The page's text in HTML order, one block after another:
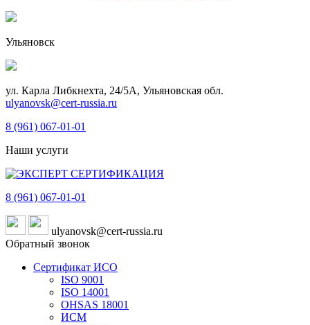
Ульяновск
ул. Карла Либкнехта, 24/5А, Ульяновская обл.
ulyanovsk@cert-russia.ru
8 (961) 067-01-01
Наши услуги
8 (961) 067-01-01
ulyanovsk@cert-russia.ru
Обратный звонок
Сертификат ИСО
ISO 9001
ISO 14001
OHSAS 18001
ИСМ